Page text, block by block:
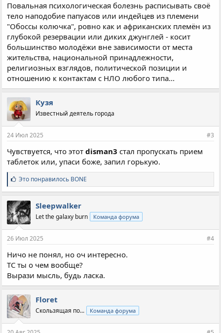
Повальная психологическая болезнь расписывать своё
тело наподобие папуасов или индейцев из племени
"Обоссы колючка", ровно как и африканских племён из
глубокой резервации или диких джунглей - косит
большинство молодёжи вне зависимости от места
жительства, национальной принадлежности,
религиозных взглядов, политической позиции и
отношению к контактам с НЛО любого типа...
Кузя
Известный деятель города
24 Июл 2025 #3
Чувствуется, что этотdisman3 стал пропускать прием
таблеток или, упаси боже, запил горькую.
С
и
м
п
а
т
и
:
Это понравилось BONE
Sleepwalker
Let the galaxy burn Команда форума
26 Июл 2025 #4
Ничо не понял, но оч интересно.
ТС ты о чем вообще?
Вырази мысль, будь ласка.
Floret
Скользящая по... Команда форума